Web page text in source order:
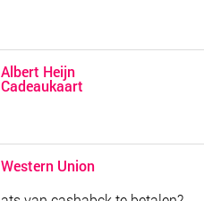
Albert Heijn
Cadeaukaart
Western Union